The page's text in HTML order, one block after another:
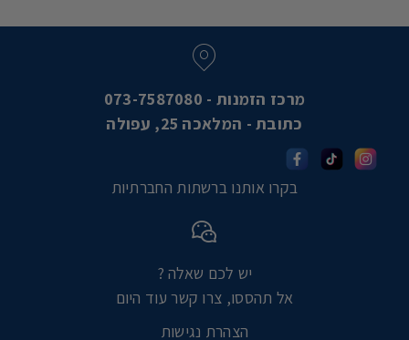
מרכז הזמנות - 073-7587080
כתובת - המלאכה 25, עפולה
בקרו אותנו ברשתות החברתיות
יש לכם שאלה ?
אל תהססו, צרו קשר עוד היום
הצהרת נגישות